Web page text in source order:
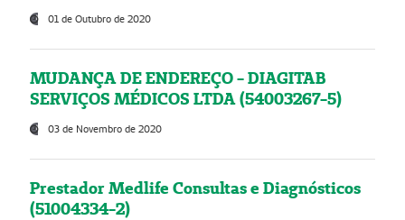
01 de Outubro de 2020
MUDANÇA DE ENDEREÇO - DIAGITAB
SERVIÇOS MÉDICOS LTDA (54003267-5)
03 de Novembro de 2020
Prestador Medlife Consultas e Diagnósticos
(51004334-2)